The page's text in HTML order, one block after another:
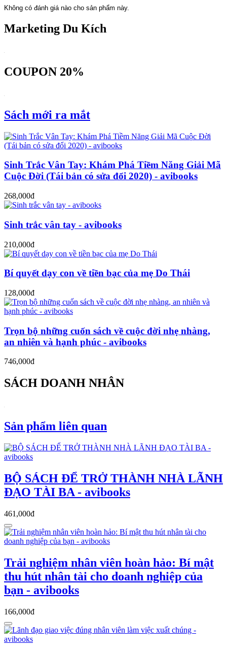
Không có đánh giá nào cho sản phẩm này.
Marketing Du Kích
COUPON 20%
Sách mới ra mắt
Sinh Trắc Vân Tay: Khám Phá Tiềm Năng Giải Mã
Cuộc Đời (Tái bản có sửa đổi 2020) - avibooks
268,000đ
Sinh trắc vân tay - avibooks
210,000đ
Bí quyết dạy con về tiền bạc của mẹ Do Thái
128,000đ
Trọn bộ những cuốn sách về cuộc đời nhẹ nhàng,
an nhiên và hạnh phúc - avibooks
746,000đ
SÁCH DOANH NHÂN
Sản phẩm liên quan
BỘ SÁCH ĐỂ TRỞ THÀNH NHÀ LÃNH
ĐẠO TÀI BA - avibooks
461,000đ
Trải nghiệm nhân viên hoàn hảo: Bí mật
thu hút nhân tài cho doanh nghiệp của
bạn - avibooks
166,000đ